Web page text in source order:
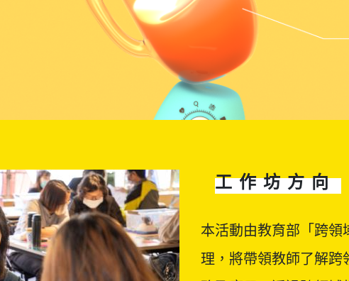
工作坊方向
本活動由教育部「跨
理，將帶領教師了解